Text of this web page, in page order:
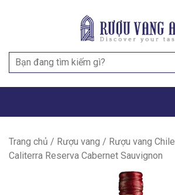
Search
for:
Trang chủ / Rượu vang / Rượu vang Chile
Caliterra Reserva Cabernet Sauvignon